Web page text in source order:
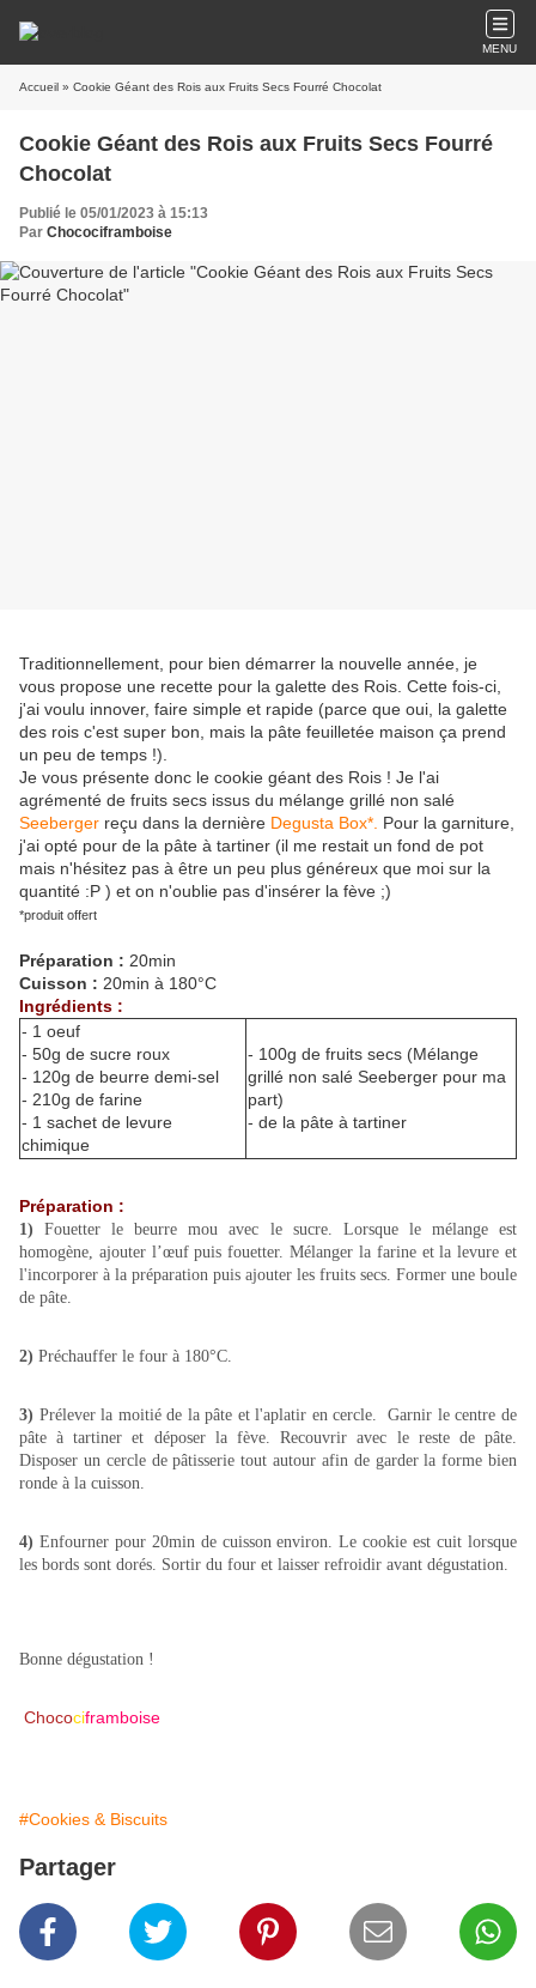
MENU
Accueil » Cookie Géant des Rois aux Fruits Secs Fourré Chocolat
Cookie Géant des Rois aux Fruits Secs Fourré
Chocolat
Publié le 05/01/2023 à 15:13
Par Chocociframboise
Traditionnellement, pour bien démarrer la nouvelle année, je
vous propose une recette pour la galette des Rois. Cette fois-ci,
j'ai voulu innover, faire simple et rapide (parce que oui, la galette
des rois c'est super bon, mais la pâte feuilletée maison ça prend
un peu de temps !).
Je vous présente donc le cookie géant des Rois ! Je l'ai
agrémenté de fruits secs issus du mélange grillé non salé
Seeberger reçu dans la dernière Degusta Box*. Pour la garniture,
j'ai opté pour de la pâte à tartiner (il me restait un fond de pot
mais n'hésitez pas à être un peu plus généreux que moi sur la
quantité :P ) et on n'oublie pas d'insérer la fève ;)
*produit offert
Préparation : 20min
Cuisson : 20min à 180°C
Ingrédients :
- 1 oeuf
- 50g de sucre roux
- 120g de beurre demi-sel
- 210g de farine
- 1 sachet de levure
chimique
- 100g de fruits secs (Mélange
grillé non salé Seeberger pour ma
part)
- de la pâte à tartiner
Préparation :
1)
Fouetter le beurre mou avec le sucre. Lorsque le mélange est
homogène, ajouter l’œuf puis fouetter. Mélanger la farine et la levure et
l'incorporer à la préparation puis ajouter les fruits secs. Former une boule
de pâte.
2) Préchauffer le four à 180°C.
3) Prélever la moitié de la pâte et l'aplatir en cercle. Garnir le centre de
pâte à tartiner et déposer la fève. Recouvrir avec le reste de pâte.
Disposer un cercle de pâtisserie tout autour afin de garder la forme bien
ronde à la cuisson.
4) Enfourner pour 20min de cuisson environ. Le cookie est cuit lorsque
les bords sont dorés. Sortir du four et laisser refroidir avant dégustation.
Bonne dégustation !
Chocociframboise
#Cookies & Biscuits
Partager